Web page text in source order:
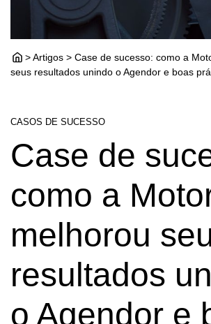
> Artigos > Case de sucesso: como a
seus resultados unindo o Agendor e boas
CASOS DE SUCESSO
Case de
como a
melhorou
resultados
o Agendor e